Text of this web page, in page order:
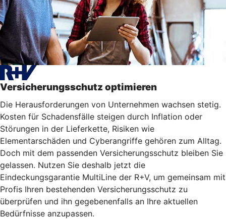
Versicherungsschutz optimieren
Die Herausforderungen von Unternehmen wachsen stetig.
Kosten für Schadensfälle steigen durch Inflation oder
Störungen in der Lieferkette, Risiken wie
Elementarschäden und Cyberangriffe gehören zum Alltag.
Doch mit dem passenden Versicherungsschutz bleiben Sie
gelassen. Nutzen Sie deshalb jetzt die
Eindeckungsgarantie MultiLine der R+V, um gemeinsam mit
Profis Ihren bestehenden Versicherungsschutz zu
überprüfen und ihn gegebenenfalls an Ihre aktuellen
Bedürfnisse anzupassen.